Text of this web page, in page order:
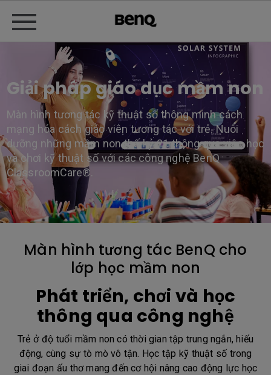
Giải pháp giáo dục mầm non
Màn hình tương tác kỹ thuật số thông minh cách
mạng hóa cách giáo viên tương tác với trẻ. Nuôi
dưỡng những mầm non thế kỷ 21 thông qua việc học
và chơi kỹ thuật số với các công nghệ BenQ
ClassroomCare®.
Màn hình tương tác BenQ cho
lớp học mầm non
Phát triển, chơi và học
thông qua công nghệ
Trẻ ở độ tuổi mầm non có thời gian tập trung ngắn, hiếu
động, cùng sự tò mò vô tận. Học tập kỹ thuật số trong
giai đoạn ấu thơ mang đến cơ hội nâng cao động lực học